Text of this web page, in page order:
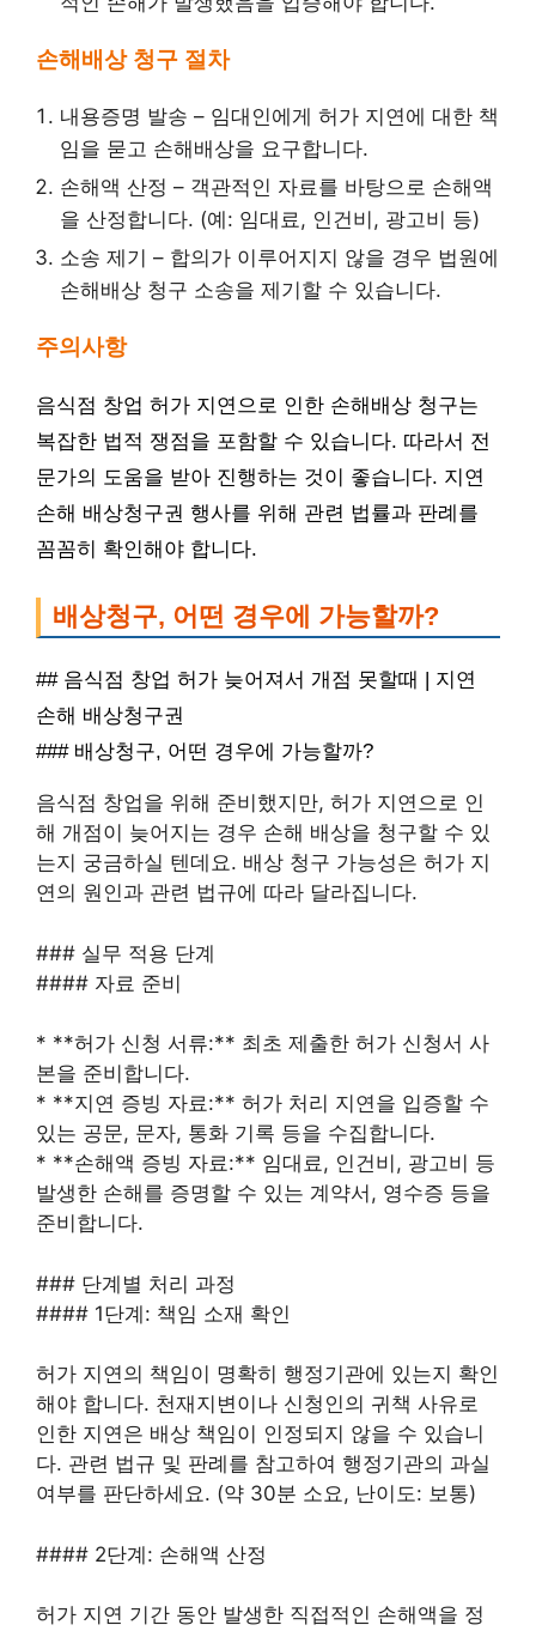
손해배상 청구 절차
내용증명 발송 – 임대인에게 허가 지연에 대한 책
임을 묻고 손해배상을 요구합니다.
손해액 산정 – 객관적인 자료를 바탕으로 손해액
을 산정합니다. (예: 임대료, 인건비, 광고비 등)
소송 제기 – 합의가 이루어지지 않을 경우 법원에
손해배상 청구 소송을 제기할 수 있습니다.
주의사항
음식점 창업 허가 지연으로 인한 손해배상 청구는
복잡한 법적 쟁점을 포함할 수 있습니다. 따라서 전
문가의 도움을 받아 진행하는 것이 좋습니다. 지연
손해 배상청구권 행사를 위해 관련 법률과 판례를
꼼꼼히 확인해야 합니다.
배상청구, 어떤 경우에 가능할까?
## 음식점 창업 허가 늦어져서 개점 못할때 | 지연
손해 배상청구권
### 배상청구, 어떤 경우에 가능할까?
음식점 창업을 위해 준비했지만, 허가 지연으로 인
해 개점이 늦어지는 경우 손해 배상을 청구할 수 있
는지 궁금하실 텐데요. 배상 청구 가능성은 허가 지
연의 원인과 관련 법규에 따라 달라집니다.
### 실무 적용 단계
#### 자료 준비
* **허가 신청 서류:** 최초 제출한 허가 신청서 사
본을 준비합니다.
* **지연 증빙 자료:** 허가 처리 지연을 입증할 수
있는 공문, 문자, 통화 기록 등을 수집합니다.
* **손해액 증빙 자료:** 임대료, 인건비, 광고비 등
발생한 손해를 증명할 수 있는 계약서, 영수증 등을
준비합니다.
### 단계별 처리 과정
#### 1단계: 책임 소재 확인
허가 지연의 책임이 명확히 행정기관에 있는지 확인
해야 합니다. 천재지변이나 신청인의 귀책 사유로
인한 지연은 배상 책임이 인정되지 않을 수 있습니
다. 관련 법규 및 판례를 참고하여 행정기관의 과실
여부를 판단하세요. (약 30분 소요, 난이도: 보통)
#### 2단계: 손해액 산정
허가 지연 기간 동안 발생한 직접적인 손해액을 정